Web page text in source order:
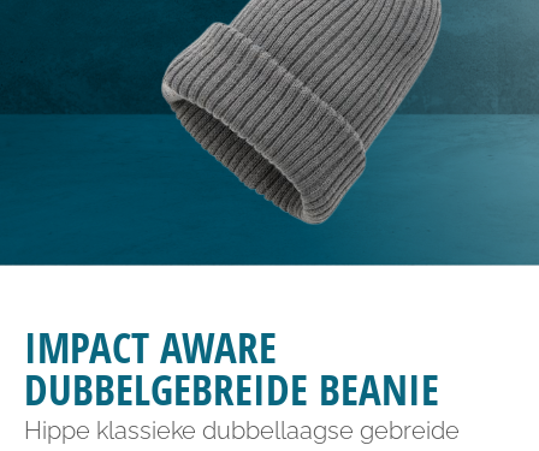
IMPACT AWARE
DUBBELGEBREIDE BEANIE
Hippe klassieke dubbellaagse gebreide